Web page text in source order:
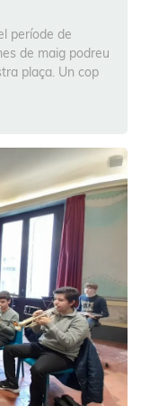
període de
de maig podreu
plaça. Un cop